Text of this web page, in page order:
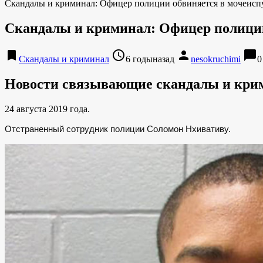
Скандалы и криминал: Офицер полиции обвиняется в
Скандалы и криминал: Офицер
bookmark Скандалы и криминал access_time6 годыназад person nesokruchimi chat_bubble0
Новости связывающие скандалы и
24 августа 2019 года.
Отстраненный сотрудник полиции Соломон Нхивативу.